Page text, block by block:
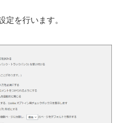
定を行います。